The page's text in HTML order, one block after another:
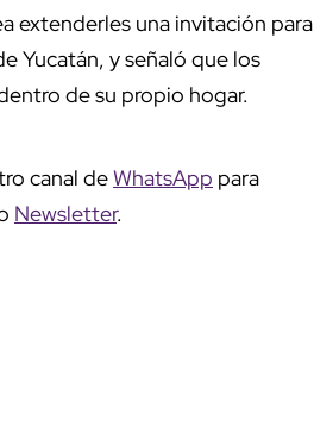
extenderles una invitación para
Yucatán, y señaló que los
de su propio hogar.
canal deWhatsApp para
Newsletter.